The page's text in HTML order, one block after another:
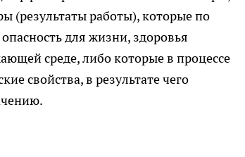
(результаты работы), которые по
для жизни, здоровья
среде, либо которые в процессе
свойства, в результате чего